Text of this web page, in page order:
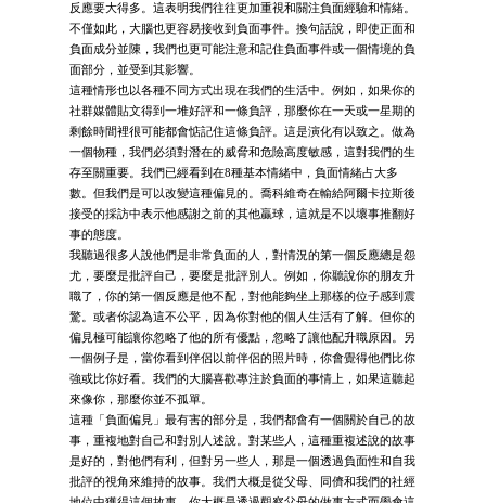
反應要大得多。這表明我們往往更加重視和關注負面經驗和情緒。
不僅如此，大腦也更容易接收到負面事件。換句話說，即使正面和
負面成分並陳，我們也更可能注意和記住負面事件或一個情境的負
面部分，並受到其影響。
這種情形也以各種不同方式出現在我們的生活中。例如，如果你的
社群媒體貼文得到一堆好評和一條負評，那麼你在一天或一星期的
剩餘時間裡很可能都會惦記住這條負評。這是演化有以致之。做為
一個物種，我們必須對潛在的威脅和危險高度敏感，這對我們的生
存至關重要。我們已經看到在8種基本情緒中，負面情緒占大多
數。但我們是可以改變這種偏見的。喬科維奇在輸給阿爾卡拉斯後
接受的採訪中表示他感謝之前的其他贏球，這就是不以壞事推翻好
事的態度。
我聽過很多人說他們是非常負面的人，對情況的第一個反應總是怨
尤，要麼是批評自己，要麼是批評別人。例如，你聽說你的朋友升
職了，你的第一個反應是他不配，對他能夠坐上那樣的位子感到震
驚。或者你認為這不公平，因為你對他的個人生活有了解。但你的
偏見極可能讓你忽略了他的所有優點，忽略了讓他配升職原因。另
一個例子是，當你看到伴侶以前伴侶的照片時，你會覺得他們比你
強或比你好看。我們的大腦喜歡專注於負面的事情上，如果這聽起
來像你，那麼你並不孤單。
這種「負面偏見」最有害的部分是，我們都會有一個關於自己的故
事，重複地對自己和對別人述說。對某些人，這種重複述說的故事
是好的，對他們有利，但對另一些人，那是一個透過負面性和自我
批評的視角來維持的故事。我們大概是從父母、同儕和我們的社經